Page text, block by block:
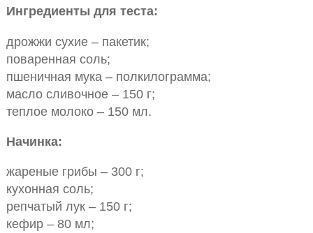
Ингредиенты для теста:
дрожжи сухие – пакетик;
поваренная соль;
пшеничная мука – полкилограмма;
масло сливочное – 150 г;
теплое молоко – 150 мл.
Начинка:
жареные грибы – 300 г;
кухонная соль;
репчатый лук – 150 г;
кефир – 80 мл;